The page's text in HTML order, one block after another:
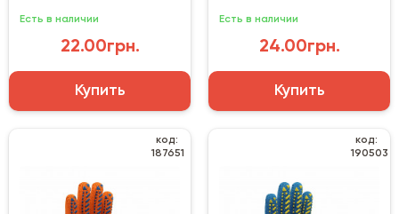
Есть в наличии
22.00грн.
Купить
Есть в наличии
24.00грн.
Купить
код:
187651
код:
190503